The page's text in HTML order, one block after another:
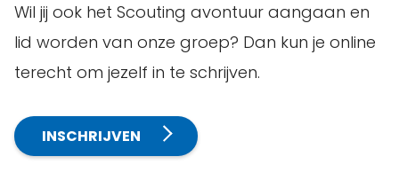
Wil jij ook het Scouting avontuur aangaan en
lid worden van onze groep? Dan kun je online
terecht om jezelf in te schrijven.
INSCHRIJVEN